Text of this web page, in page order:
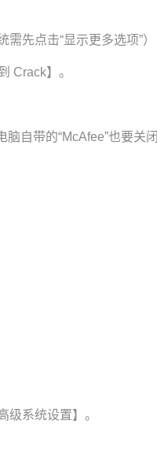
先点击“显示更多选项”
Crack】。
自带的“McAfee”也要关
系统设置】。